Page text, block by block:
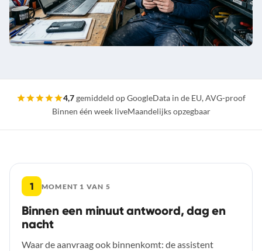
4,7gemiddeld op GoogleData in de EU, AVG-proof
Binnen één week liveMaandelijks opzegbaar
De vijf momenten
1 MOMENT 1 VAN 5
Binnen een minuut antwoord, dag en
nacht
Waar de aanvraag ook binnenkomt: de assistent